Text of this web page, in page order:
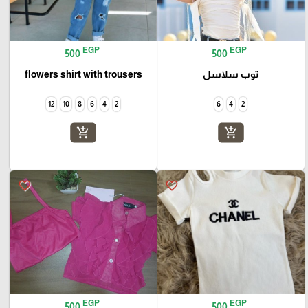
500 EGP
توب سلاسل
2
4
6
add_shopping_cart
500 EGP
flowers shirt with trousers
2
4
6
8
10
12
add_shopping_cart
favorite_border
EGP
favorite_border
EGP